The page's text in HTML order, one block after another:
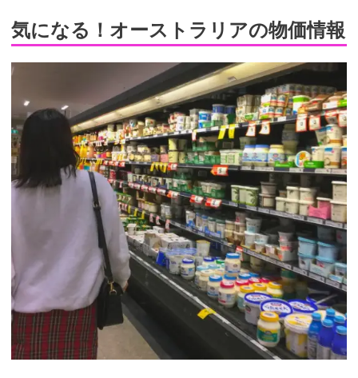
気になる！オーストラリアの物価情報